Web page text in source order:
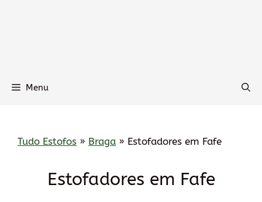
Menu
Tudo Estofos » Braga » Estofadores em Fafe
Estofadores em Fafe